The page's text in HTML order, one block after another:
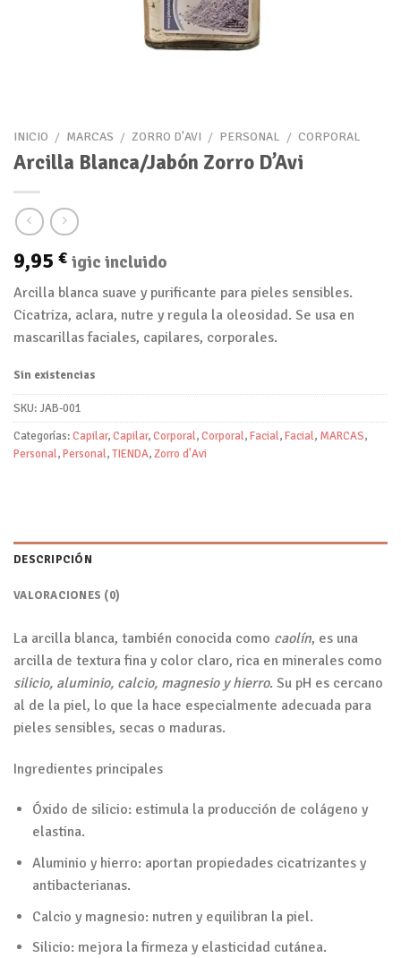
INICIO / MARCAS / ZORRO D'AVI / PERSONAL / CORPORAL
Arcilla Blanca/Jabón Zorro D’Avi
9,95 € igic incluido
Arcilla blanca suave y purificante para pieles sensibles.
Cicatriza, aclara, nutre y regula la oleosidad. Se usa en
mascarillas faciales, capilares, corporales.
Sin existencias
SKU:JAB-001
Categorías:Capilar,Capilar,Corporal,Corporal,Facial,Facial, MARCAS,
Personal,Personal,TIENDA,Zorro d'Avi
DESCRIPCIÓN
VALORACIONES (0)
La arcilla blanca, también conocida como caolín, es una
arcilla de textura fina y color claro, rica en minerales como
silicio, aluminio, calcio, magnesio y hierro. Su pH es cercano
al de la piel, lo que la hace especialmente adecuada para
pieles sensibles, secas o maduras.
Ingredientes principales
Óxido de silicio: estimula la producción de colágeno y
elastina.
Aluminio y hierro: aportan propiedades cicatrizantes y
antibacterianas.
Calcio y magnesio: nutren y equilibran la piel.
Silicio: mejora la firmeza y elasticidad cutánea.